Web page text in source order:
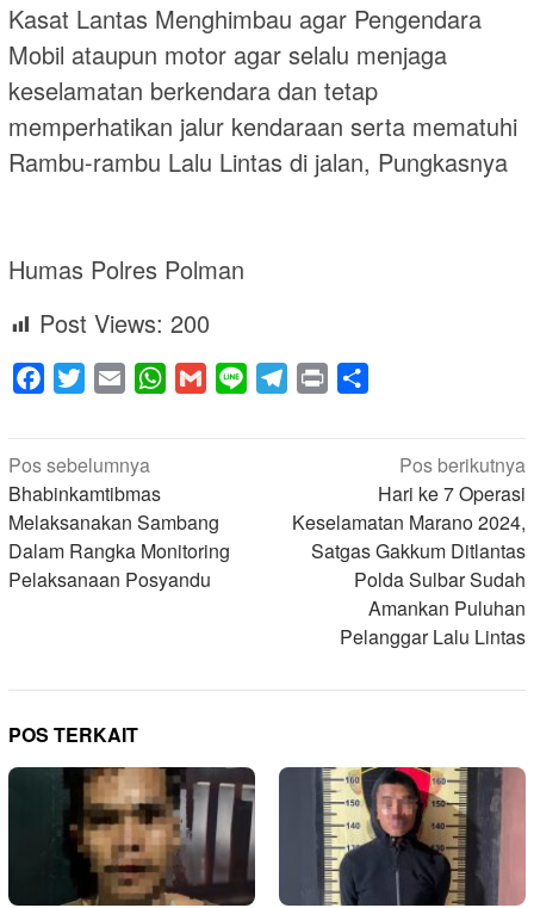
Kasat Lantas Menghimbau agar Pengendara
Mobil ataupun motor agar selalu menjaga
keselamatan berkendara dan tetap
memperhatikan jalur kendaraan serta mematuhi
Rambu-rambu Lalu Lintas di jalan, Pungkasnya
Humas Polres Polman
Post Views: 200
Facebook
Twitter Email WhatsApp
Gmail Line Telegram
Print
Navigasi
pos
Pos sebelumnya
Bhabinkamtibmas
Melaksanakan Sambang
Dalam Rangka Monitoring
Pelaksanaan Posyandu
Pos berikutnya
Hari ke 7 Operasi
Keselamatan Marano 2024,
Satgas Gakkum Ditlantas
Polda Sulbar Sudah
Amankan Puluhan
Pelanggar Lalu Lintas
POS TERKAIT